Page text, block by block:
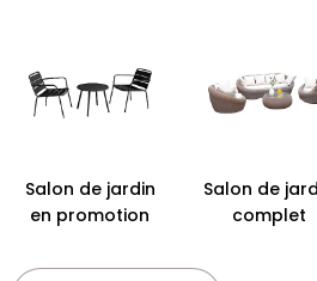
extérieur et profiter
Salon de jardin
en promotion
Salon de
complet